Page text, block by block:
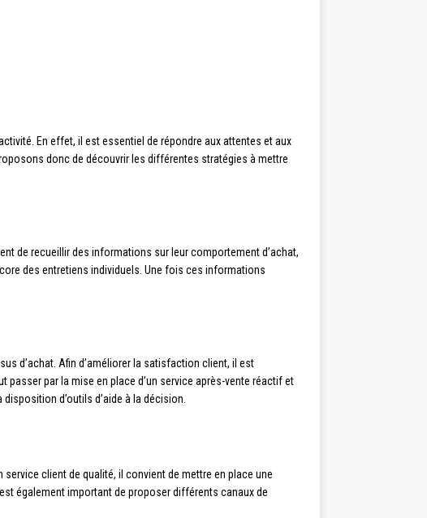
En effet, il est essentiel de répondre aux attentes et aux
donc de découvrir les différentes stratégies à mettre
de recueillir des informations sur leur comportement d’achat,
des entretiens individuels. Une fois ces informations
d’achat. Afin d’améliorer la satisfaction client, il est
par la mise en place d’un service après-vente réactif et
d’outils d’aide à la décision.
client de qualité, il convient de mettre en place une
également important de proposer différents canaux de